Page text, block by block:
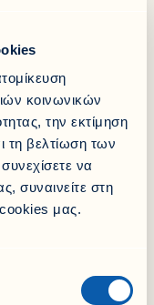
κοινωνικών
την εκτίμηση
τη βελτίωση των
να
συναινείτε στη
μας.
και
πλευρό των
των
της κοινωνίας
κερδοσκοπική
ευάλωτα παιδιά 6-
εισαγγελικής
προγράμματα
στον Κολωνό.